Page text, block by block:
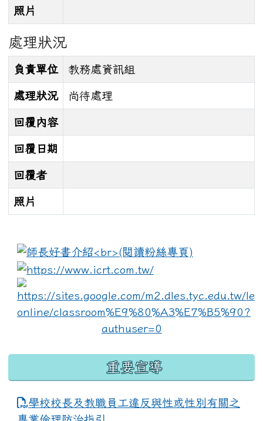
照片
處理狀況
負責單位 教務處資訊組
處理狀況 尚待處理
回覆內容
回覆日期
回覆者
照片
link to https://
重要宣導
學校校長及教職員工違反與性或性別有關之